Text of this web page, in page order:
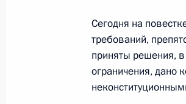
назначения на
25 января 2018 года,
Сегодня на
требований,
приняты решения,
ограничения, дано